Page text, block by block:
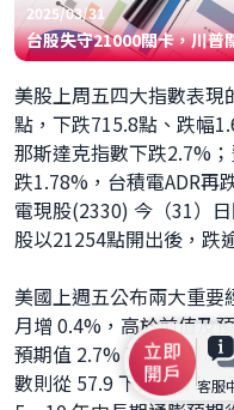
客服
2025/03/31
台股失守21000關卡，川普
美股上周五四大指數表
點，下跌715.8點、跌幅
那斯達克指數下跌2.7%
跌1.78%，台積電ADR再
電現股(2330) 今（31）
股以21254點開出後，跌
美國上週五公布兩大重要
月增 0.4%，高於前值及
預期值 2.7% 高，來到
數則從 57.9 下滑至 57，